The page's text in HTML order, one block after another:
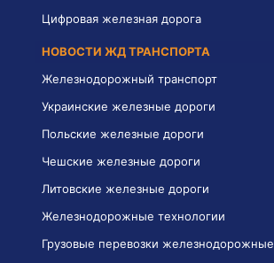
Цифровая железная дорога
НОВОСТИ ЖД ТРАНСПОРТА
Железнодорожный транспорт
Украинские железные дороги
Польские железные дороги
Чешские железные дороги
Литовские железные дороги
Железнодорожные технологии
Грузовые перевозки железнодорожные